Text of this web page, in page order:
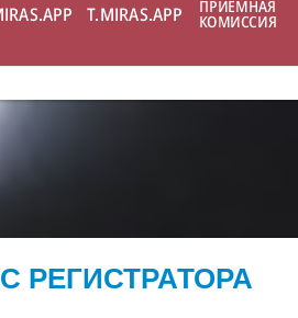
РЕГИСТРАТОРА